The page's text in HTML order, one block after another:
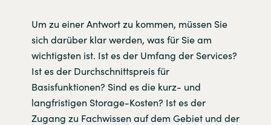
Um zu einer Antwort zu kommen, müssen Sie
sich darüber klar werden, was für Sie am
wichtigsten ist. Ist es der Umfang der Services?
Ist es der Durchschnittspreis für
Basisfunktionen? Sind es die kurz- und
langfristigen Storage-Kosten? Ist es der
Zugang zu Fachwissen auf dem Gebiet und der